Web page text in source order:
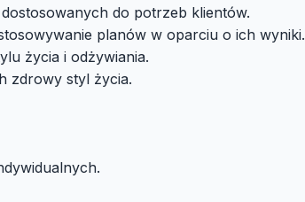
do potrzeb klientów.
planów w oparciu o ich wyniki.
życia i odżywiania.
zdrowy styl życia.